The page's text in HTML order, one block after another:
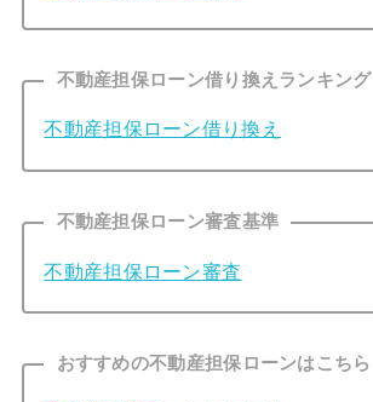
不動産担保ローン借り換えランキング
不動産担保ローン借り換え
不動産担保ローン審査基準
不動産担保ローン審査
おすすめの不動産担保ローンはこちら